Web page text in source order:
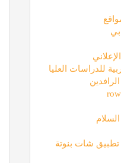
للدراسات العليا
شات بنوتة